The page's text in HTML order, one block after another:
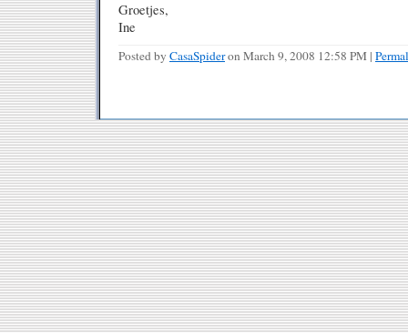
Groetjes,
Ine
Posted by CasaSpideron March 9, 2008 12:58 PM |